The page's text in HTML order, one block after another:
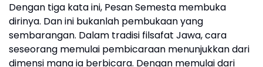
Dengan tiga kata ini, Pesan Semesta membuka
dirinya. Dan ini bukanlah pembukaan yang
sembarangan. Dalam tradisi filsafat Jawa, cara
seseorang memulai pembicaraan menunjukkan dari
dimensi mana ia berbicara. Dengan memulai dari